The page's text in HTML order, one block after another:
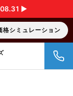
▶︎
格シミュレーション